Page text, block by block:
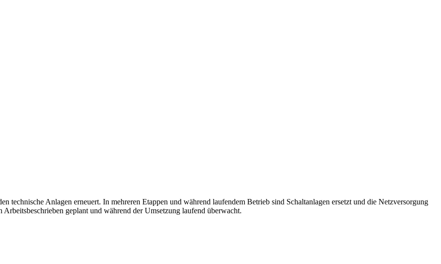
technische Anlagen erneuert. In mehreren Etappen und während laufendem Betrieb sind Schaltanlagen ersetzt und die Netzversorgung
geplant und während der Umsetzung laufend überwacht.